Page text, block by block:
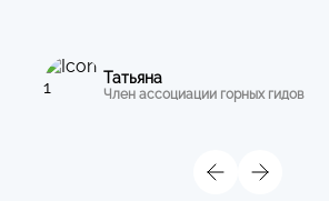
Татьяна
Член ассоциации горных гидов